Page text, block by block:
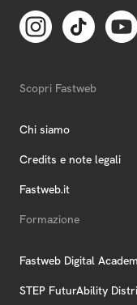
Scopri Fastweb
Chi siamo
Credits e note legali
Fastweb.it
Formazione
Fastweb Digital
STEP FuturAbility